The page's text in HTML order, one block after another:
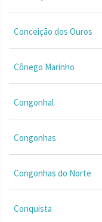
Conceição dos Ouros
Cônego Marinho
Congonhal
Congonhas
Congonhas do Norte
Conquista